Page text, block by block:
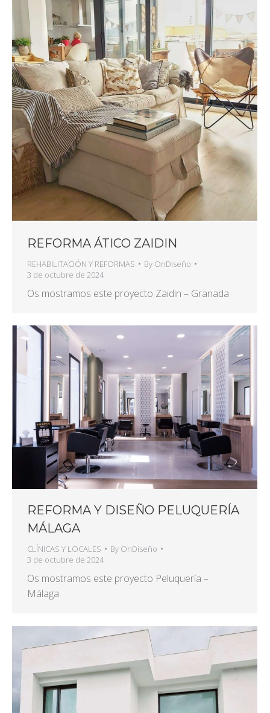
REFORMA ÁTICO ZAIDIN
REHABILITACIÓN Y REFORMAS By OnDiseño
3 de octubre de 2024
Os mostramos este proyecto Zaidin – Granada
REFORMA Y DISEÑO PELUQUERÍA
MÁLAGA
CLÍNICAS Y LOCALES By OnDiseño
3 de octubre de 2024
Os mostramos este proyecto Peluquería –
Málaga